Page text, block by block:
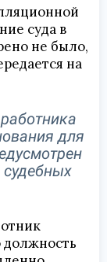
суда в
не было,
на
для
должность